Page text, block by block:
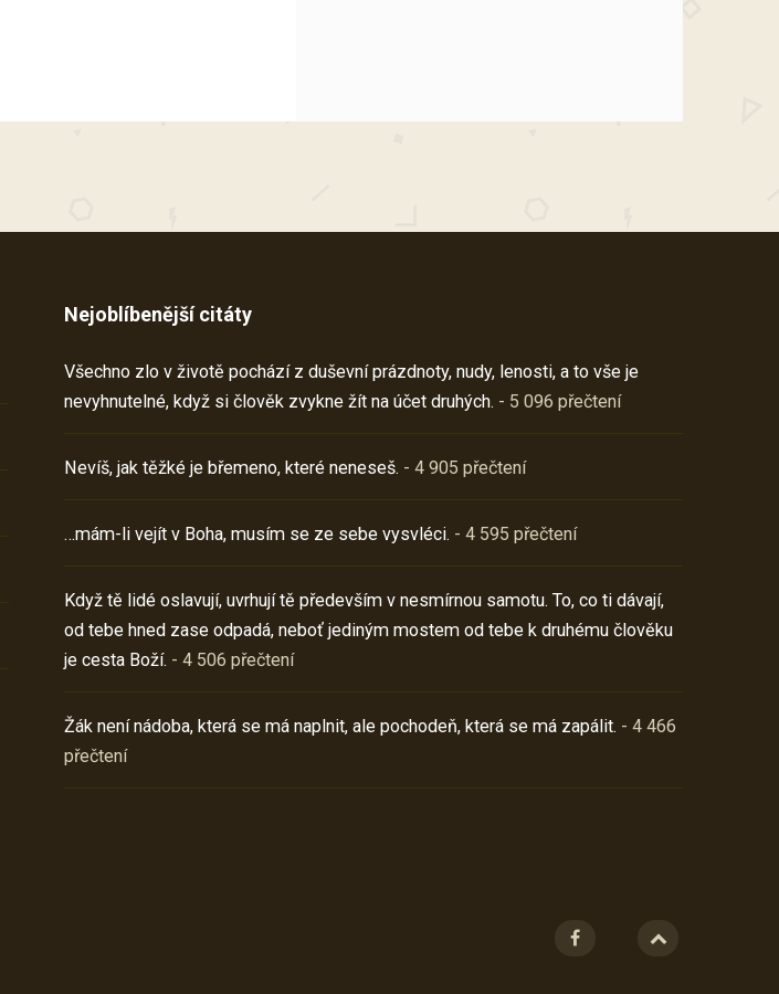
Nejoblíbenější citáty
Všechno zlo v životě pochází z duševní prázdnoty, nudy, lenosti, a to vše je
nevyhnutelné, když si člověk zvykne žít na účet druhých. - 5 096 přečtení
Nevíš, jak těžké je břemeno, které neneseš. - 4 905 přečtení
…mám-li vejít v Boha, musím se ze sebe vysvléci. - 4 595 přečtení
Když tě lidé oslavují, uvrhují tě především v nesmírnou samotu. To, co ti dávají,
od tebe hned zase odpadá, neboť jediným mostem od tebe k druhému člověku
je cesta Boží. - 4 506 přečtení
Žák není nádoba, která se má naplnit, ale pochodeň, která se má zapálit. - 4 466
přečtení